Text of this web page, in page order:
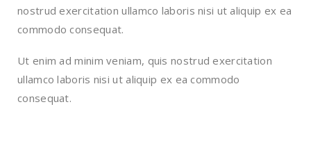
nostrud exercitation ullamco laboris nisi ut aliquip ex ea
commodo consequat.
Ut enim ad minim veniam, quis nostrud exercitation
ullamco laboris nisi ut aliquip ex ea commodo
consequat.